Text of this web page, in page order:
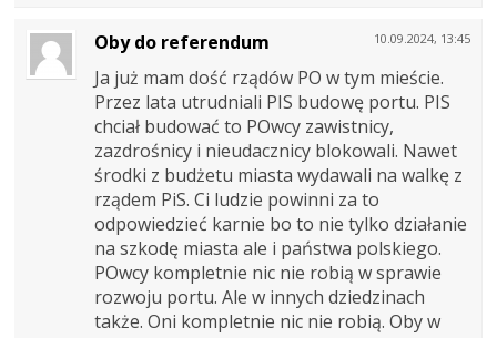
10.09.2024, 13:45
Oby do referendum
Ja już mam dość rządów PO w tym mieście.
Przez lata utrudniali PIS budowę portu. PIS
chciał budować to POwcy zawistnicy,
zazdrośnicy i nieudacznicy blokowali. Nawet
środki z budżetu miasta wydawali na walkę z
rządem PiS. Ci ludzie powinni za to
odpowiedzieć karnie bo to nie tylko działanie
na szkodę miasta ale i państwa polskiego.
POwcy kompletnie nic nie robią w sprawie
rozwoju portu. Ale w innych dziedzinach
także. Oni kompletnie nic nie robią. Oby w